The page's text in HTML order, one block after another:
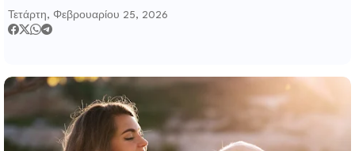
Τετάρτη, Φεβρουαρίου 25, 2026